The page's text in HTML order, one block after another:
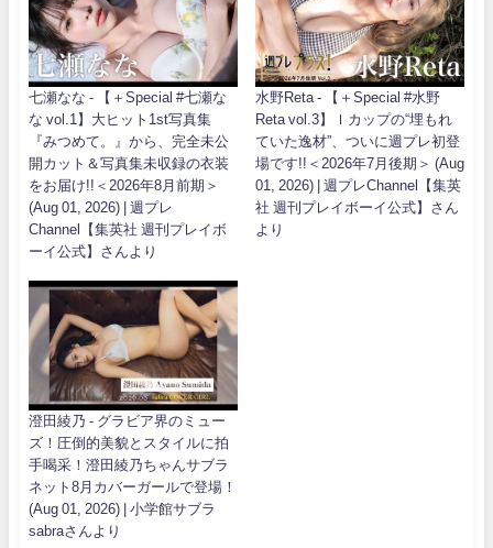
七瀬なな - 【＋Special #七瀬な
な vol.1】大ヒット1st写真集
『みつめて。』から、完全未公
開カット＆写真集未収録の衣装
をお届け!!＜2026年8月前期＞
(Aug 01, 2026) | 週プレ
Channel【集英社 週刊プレイボ
ーイ公式】さんより
水野Reta - 【＋Special #水野
Reta vol.3】Ｉカップの“埋もれ
ていた逸材”、ついに週プレ初登
場です!!＜2026年7月後期＞ (Aug
01, 2026) | 週プレChannel【集英
社 週刊プレイボーイ公式】さん
より
澄田綾乃 - グラビア界のミュー
ズ！圧倒的美貌とスタイルに拍
手喝采！澄田綾乃ちゃんサブラ
ネット8月カバーガールで登場！
(Aug 01, 2026) | 小学館サブラ
sabraさんより